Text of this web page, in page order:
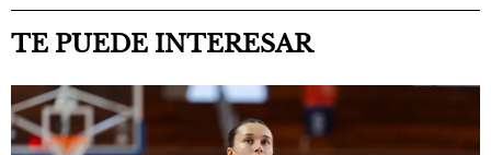
TE PUEDE INTERESAR